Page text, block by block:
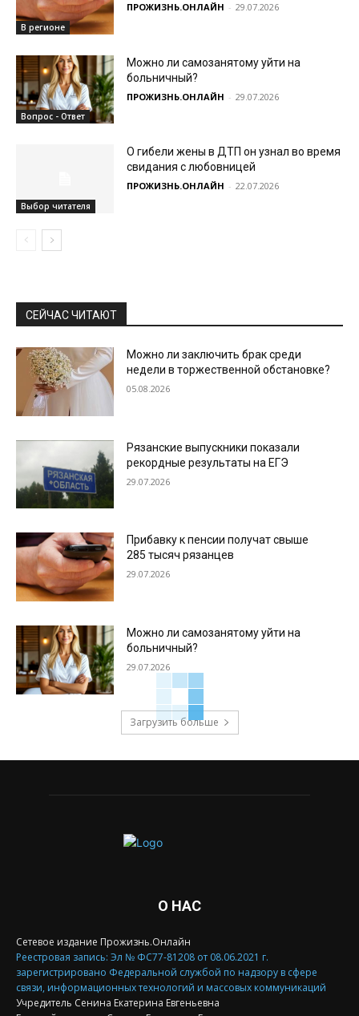
В регионе
ПРОЖИЗНЬ.ОНЛАЙН - 29.07.2026
Вопрос - Ответ
Можно ли самозанятому уйти на
больничный?
ПРОЖИЗНЬ.ОНЛАЙН - 29.07.2026
Выбор читателя
О гибели жены в ДТП он узнал во время
свидания с любовницей
ПРОЖИЗНЬ.ОНЛАЙН - 22.07.2026
СЕЙЧАС ЧИТАЮТ
Можно ли заключить брак среди
недели в торжественной обстановке?
05.08.2026
Рязанские выпускники показали
рекордные результаты на ЕГЭ
29.07.2026
Прибавку к пенсии получат свыше
285 тысяч рязанцев
29.07.2026
Можно ли самозанятому уйти на
больничный?
29.07.2026
Загрузить больше
О НАС
Сетевое издание Прожизнь.Онлайн
Реестровая запись: Эл № ФС77-81208 от 08.06.2021 г.
зарегистрировано Федеральной службой по надзору в сфере
связи, информационных технологий и массовых коммуникаций
Учредитель Сенина Екатерина Евгеньевна